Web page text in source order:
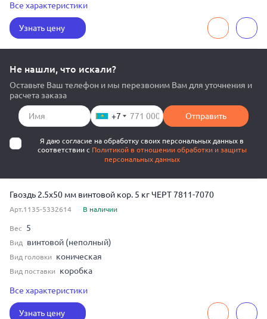
Длина 40
Все характеристики
Узнать цену
Не нашли, что искали?
Оставьте Ваш телефон и мы перезвоним Вам для уточнения и
расчета заказа
+7 Отправить
Я даю согласие на обработку своих персональных данных в
соответствии с Политикой в отношении обработки и защиты
персональных данных
Гвоздь 2.5x50 мм винтовой кор. 5 кг ЧЕРТ 7811-7070
Арт.1135-5332614 В наличии
Вес 5
Вид винтовой (неполный)
Вид головки коническая
Вид поставки коробка
Длина 50
Все характеристики
Узнать цену